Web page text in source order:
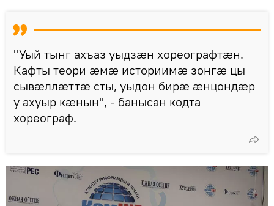
"Уый тынг ахъаз уыдзӕн хореографтӕн.
Кафты теори ӕмӕ историимӕ зонгӕ цы
сывӕллӕттӕ сты, уыдон бирӕ ӕнцондӕр
у ахуыр кӕнын", - банысан кодта
хореограф.